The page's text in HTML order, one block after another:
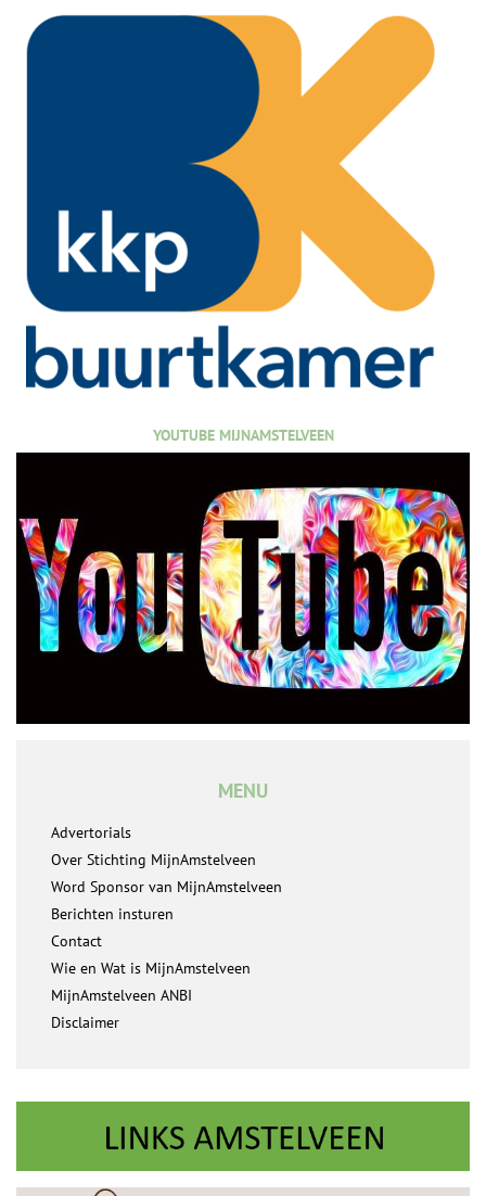
YOUTUBE MIJNAMSTELVEEN
MENU
Advertorials
Over Stichting MijnAmstelveen
Word Sponsor van MijnAmstelveen
Berichten insturen
Contact
Wie en Wat is MijnAmstelveen
MijnAmstelveen ANBI
Disclaimer